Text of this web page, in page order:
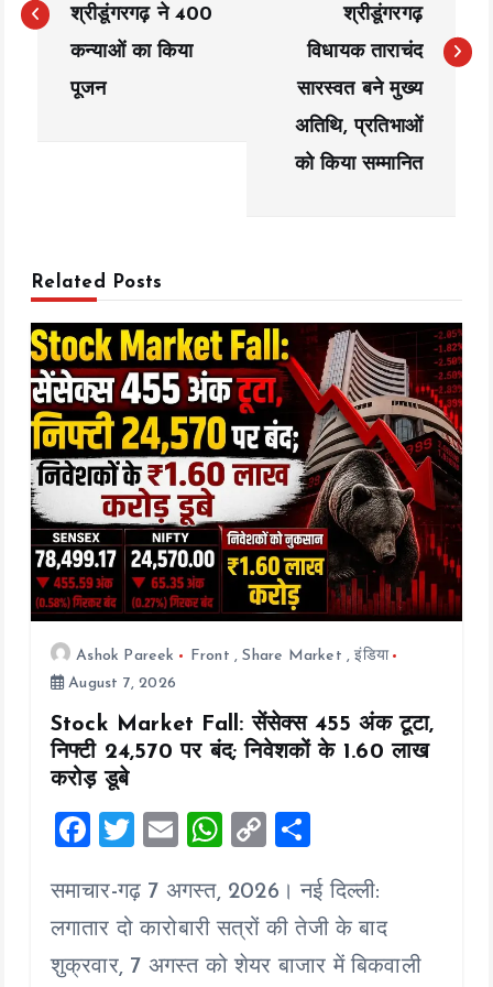
a
o
n
श्रीडूंगरगढ़ ने 400
कन्याओं का किया
पूजन
श्रीडूंगरगढ़
विधायक ताराचंद
सारस्वत बने मुख्य
अतिथि, प्रतिभाओं
को किया सम्मानित
Related Posts
Ashok Pareek Front ,Share Market ,इंडिया
August 7, 2026
Stock Market Fall: सेंसेक्स 455 अंक टूटा,
निफ्टी 24,570 पर बंद; निवेशकों के ₹1.60 लाख
करोड़ डूबे
F
ce
b
o
T
tt
er
E
ai
l
W
at
s
A
C
p
y
Li
a
re
समाचार-गढ़ 7 अगस्त, 2026। नई दिल्ली:
लगातार दो कारोबारी सत्रों की तेजी के बाद
शुक्रवार, 7 अगस्त को शेयर बाजार में बिकवाली